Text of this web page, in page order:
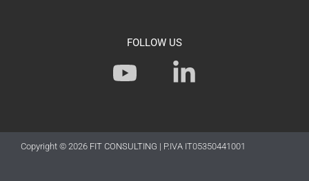
FOLLOW US
Y
o
t
u
L
i
k
e
Copyright © 2026 FIT CONSULTING | P.IVA IT05350441001